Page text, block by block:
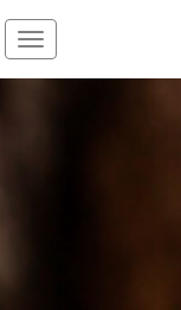
Toggle
navigation